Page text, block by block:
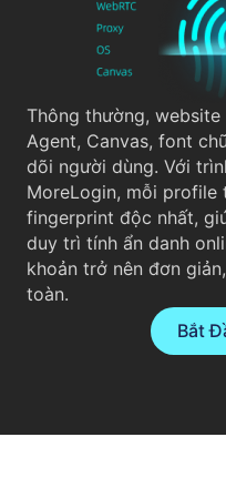
Thông thường, website
Agent, Canvas, font
dõi người dùng. Với
MoreLogin, mỗi
fingerprint độc nhất,
duy trì tính ẩn danh
khoản trở nên đơn
toàn.
Bắt